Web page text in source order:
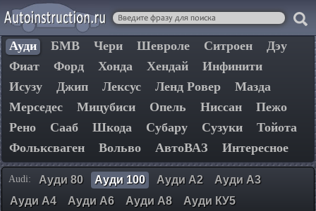
Ауди БМВ Чери Шевроле Ситроен
Дэу
Фиат
Форд Хонда Хендай
Инфинити
Исузу
Джип Лексус Ленд Ровер
Мазда
Мерседес
Мицубиси Опель Ниссан
Пежо
Рено
Сааб Шкода Субару Сузуки
Тойота
Фольксваген
Вольво АвтоВАЗ Интересное
Audi: Ауди 80 Ауди 100 Ауди А2
Ауди А3
Ауди А4
Ауди А6 Ауди А8 Ауди КУ5